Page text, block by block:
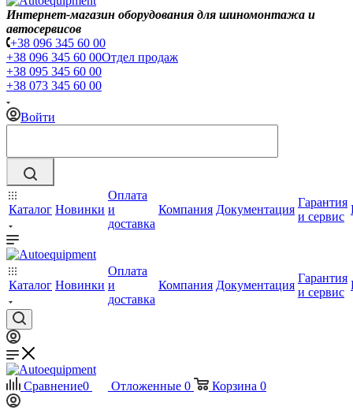
Интернет-магазин оборудования для шиномонтажа и
автосервисов
+38 096 345 60 00
+38 096 345 60 00Отдел продаж
+38 095 345 60 00
+38 073 345 60 00
Войти
Каталог Новинки
Оплата
и
доставка
Компания Документация
Гарантия
и сервис
Каталог Новинки
Оплата
и
доставка
Компания Документация
Гарантия
и сервис
Сравнение0 Отложенные 0 Корзина 0